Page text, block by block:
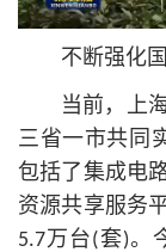
不断强化
当前，上
三省一市共同
包括了集成电
资源共享服务
5.7万台(套)。